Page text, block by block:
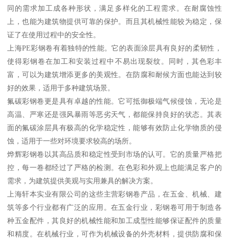
同的需求加工成各种形状，满足多样化的工程需求。在耐腐蚀性
上，也能为建筑物提供可靠的保护。而且其机械性能较为稳定，保
证了在使用过程中的安全性。
上海PE彩钢卷有着独特的性能。它的表面涂层具有良好的柔韧性，
使得彩钢卷在加工和安装过程中不易出现裂纹。同时，其色彩丰
富，可以为建筑增添更多的美观性。在防腐和耐候方面也能达到较
好的效果，适用于多种建筑场景。
氟碳彩钢卷更是具有卓越的性能。它可抵御极端气候侵蚀，无论是
高温、严寒还是强风暴雨等恶劣天气，都能保持良好的状态。其表
面的氟碳涂层具有极高的化学稳定性，能够有效防止化学物质的侵
蚀，适用于一些对环境要求较高的场所。
烨辉彩钢卷以其高品质和稳定性受到市场的认可。它的质量严格把
控，每一卷都经过了严格的检测。在色彩和外观上也能满足客户的
需求，为建筑提供美观与实用兼具的解决方案。
上海轩本实业有限公司的这些主营彩钢卷产品，在五金、机械、建
筑等多个行业都有广泛的应用。在五金行业，彩钢卷可用于制造各
种五金配件，其良好的机械性能和加工成型性能够保证配件的质量
和精度。在机械行业，可作为机械设备的外壳材料，提供防腐和保